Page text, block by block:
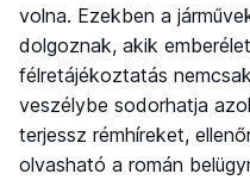
volna. Ezekben a
dolgoznak, akik
félretájékoztatás
veszélybe sodorhatja
terjessz rémhíreket,
olvasható a román